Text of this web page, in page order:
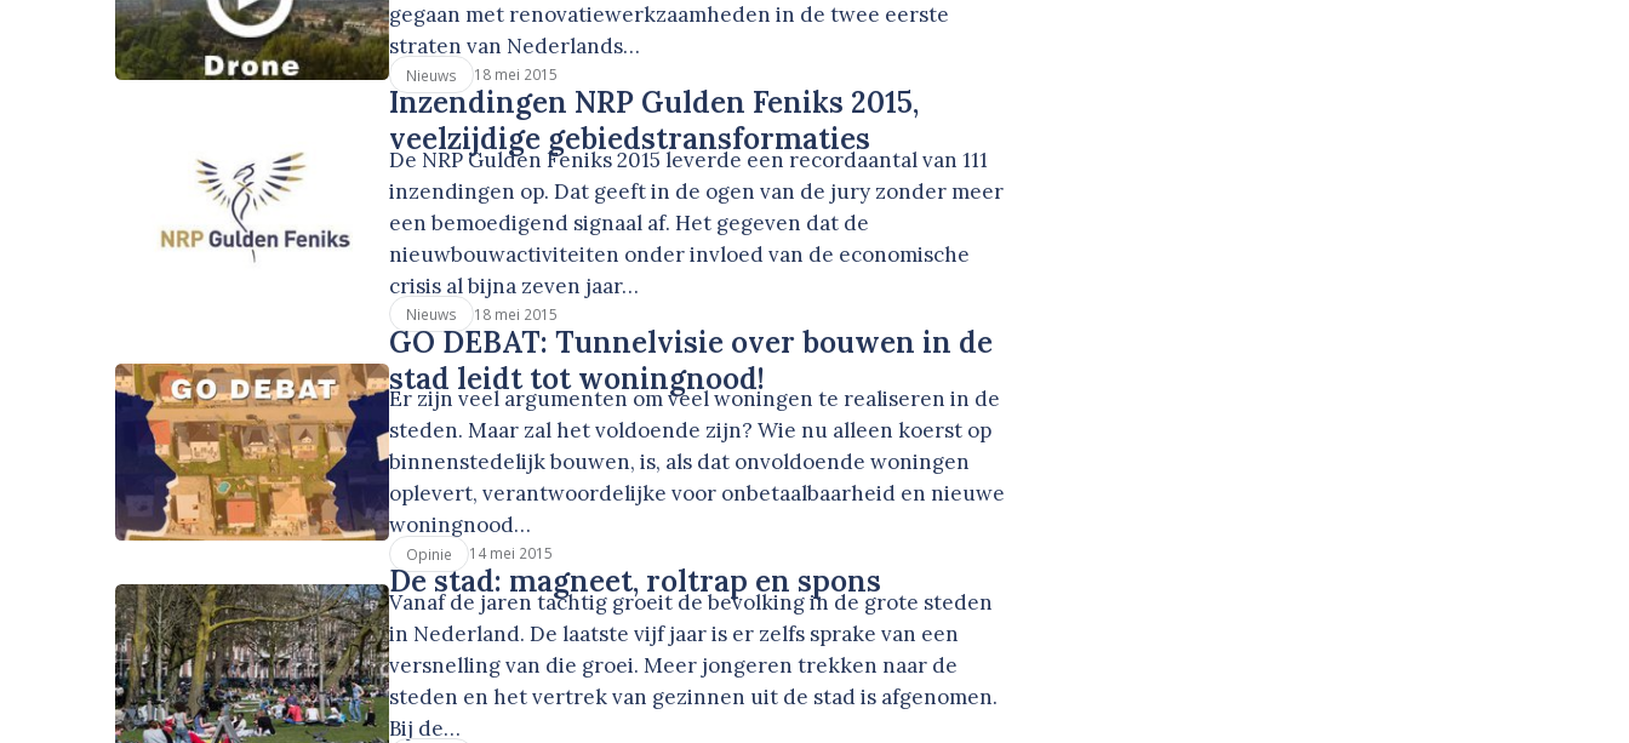
gegaan met renovatiewerkzaamheden in de twee eerste
straten van Nederlands…
Nieuws 18 mei 2015
Inzendingen NRP Gulden Feniks 2015,
veelzijdige gebiedstransformaties
De NRP Gulden Feniks 2015 leverde een recordaantal van 111
inzendingen op. Dat geeft in de ogen van de jury zonder meer
een bemoedigend signaal af. Het gegeven dat de
nieuwbouwactiviteiten onder invloed van de economische
crisis al bijna zeven jaar…
Nieuws 18 mei 2015
GO DEBAT: Tunnelvisie over bouwen in de
stad leidt tot woningnood!
Er zijn veel argumenten om veel woningen te realiseren in de
steden. Maar zal het voldoende zijn? Wie nu alleen koerst op
binnenstedelijk bouwen, is, als dat onvoldoende woningen
oplevert, verantwoordelijke voor onbetaalbaarheid en nieuwe
woningnood…
Opinie 14 mei 2015
De stad: magneet, roltrap en spons
Vanaf de jaren tachtig groeit de bevolking in de grote steden
in Nederland. De laatste vijf jaar is er zelfs sprake van een
versnelling van die groei. Meer jongeren trekken naar de
steden en het vertrek van gezinnen uit de stad is afgenomen.
Bij de…